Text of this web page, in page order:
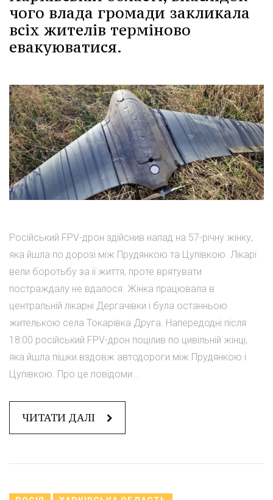
чого влада громади закликала
всіх жителів терміново
евакуюватися.
Російський FPV-дрон здійснив напад на 57-річну жінку,
яка йшла по дорозі між Прудянкою та Цупівкою. Лікарі
вели боротьбу за її життя, проте врятувати
постраждалу не вдалося. Жінка працювала в
центральній лікарні Дергачівки і була останньою
жителькою села Токарівка Друга. Напередодні після
18:00 російський FPV-дрон поцілив по цивільній жінці,
яка йшла пішки вздовж автодороги між Прудянкою і
Цупівкою. Про це повідоми...
ЧИТАТИ ДАЛІ